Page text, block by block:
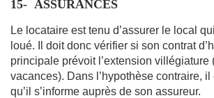
15- ASSURANCES
Le locataire est tenu d’assurer le local
loué. Il doit donc vérifier si son contrat
principale prévoit l’extension villégiature
vacances). Dans l’hypothèse contraire,
qu’il s’informe auprès de son assureur.